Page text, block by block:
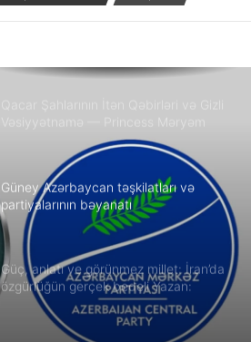
Azərbaycanlı məhbuslar Evin
Vəsiyyətnamə — Princess Məryəm
Fəruqi Qacar ilə Özəl Müsahibə
Güney Azərbaycan təşkilatları və
partiyalarının bəyanatı
Güç, anlatı ve görünmez millet: İran’da
özgürlüğün gerçek bedeli Yazan:
Ekber Lekestani | İranlı–Amerikalı
bağımsız gazeteci